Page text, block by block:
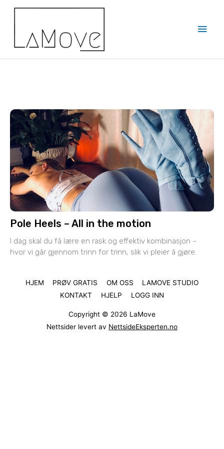
Pole Heels – All in the motion
I dag skal du få lære en rask og effektiv kombinasjon –
hvor vi går gjennom trinn for trinn, slik vi pleier å gjøre.
HJEM PRØV GRATIS OM OSS
LAMOVE STUDIO
KONTAKT
HJELP LOGG INN
Copyright © 2026 LaMove
Nettsider levert av NettsideEksperten.no